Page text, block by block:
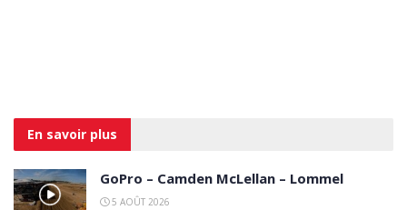
En savoir plus
GoPro – Camden McLellan – Lommel
5 AOÛT 2026